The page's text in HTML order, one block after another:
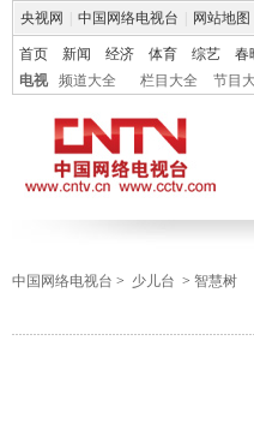
央视网 中国网络电视台 网站地图
首页 新闻 经济 体育 综艺 春
电视
频道大全 栏目大全 节目
中国网络电视台 > 少儿台 > 智慧树